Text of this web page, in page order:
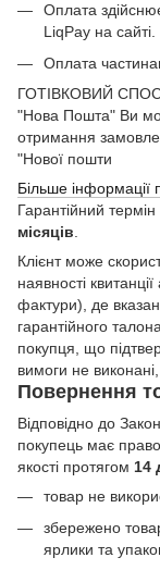
Оплата
LiqPay на сайті.
Оплата
ГОТІВКОВИЙ
"Нова Пошта" Ви
отримання
"Нової пошти
Більше інформації
Гарантійний
місяців
Клієнт може
наявності
фактури), де
гарантійного
покупця, що
вимоги не
Повернення
Відповідно до
покупець має
якості протягом 14
товар не
збережено
ярлики та